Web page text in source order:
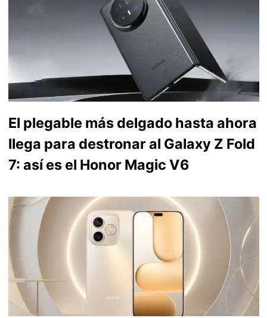
El plegable más delgado hasta ahora
llega para destronar al Galaxy Z Fold
7: así es el Honor Magic V6